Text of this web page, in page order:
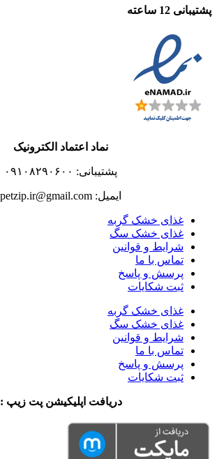
پشتیبانی 12 ساعته
نماد اعتماد الکترونیک
پشتیبانی: ۰۹۱۰۸۲۹۰۶۰۰
ایمیل: petzip.ir@gmail.com
غذای خشک گربه
غذای خشک سگ
شرایط و قوانین
تماس با ما
پرسش و پاسخ
ثبت شکایات
غذای خشک گربه
غذای خشک سگ
شرایط و قوانین
تماس با ما
پرسش و پاسخ
ثبت شکایات
دریافت اپلیکیشن پت زیپ :